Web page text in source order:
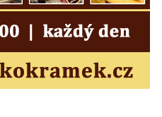
nádraží
a Pavla v